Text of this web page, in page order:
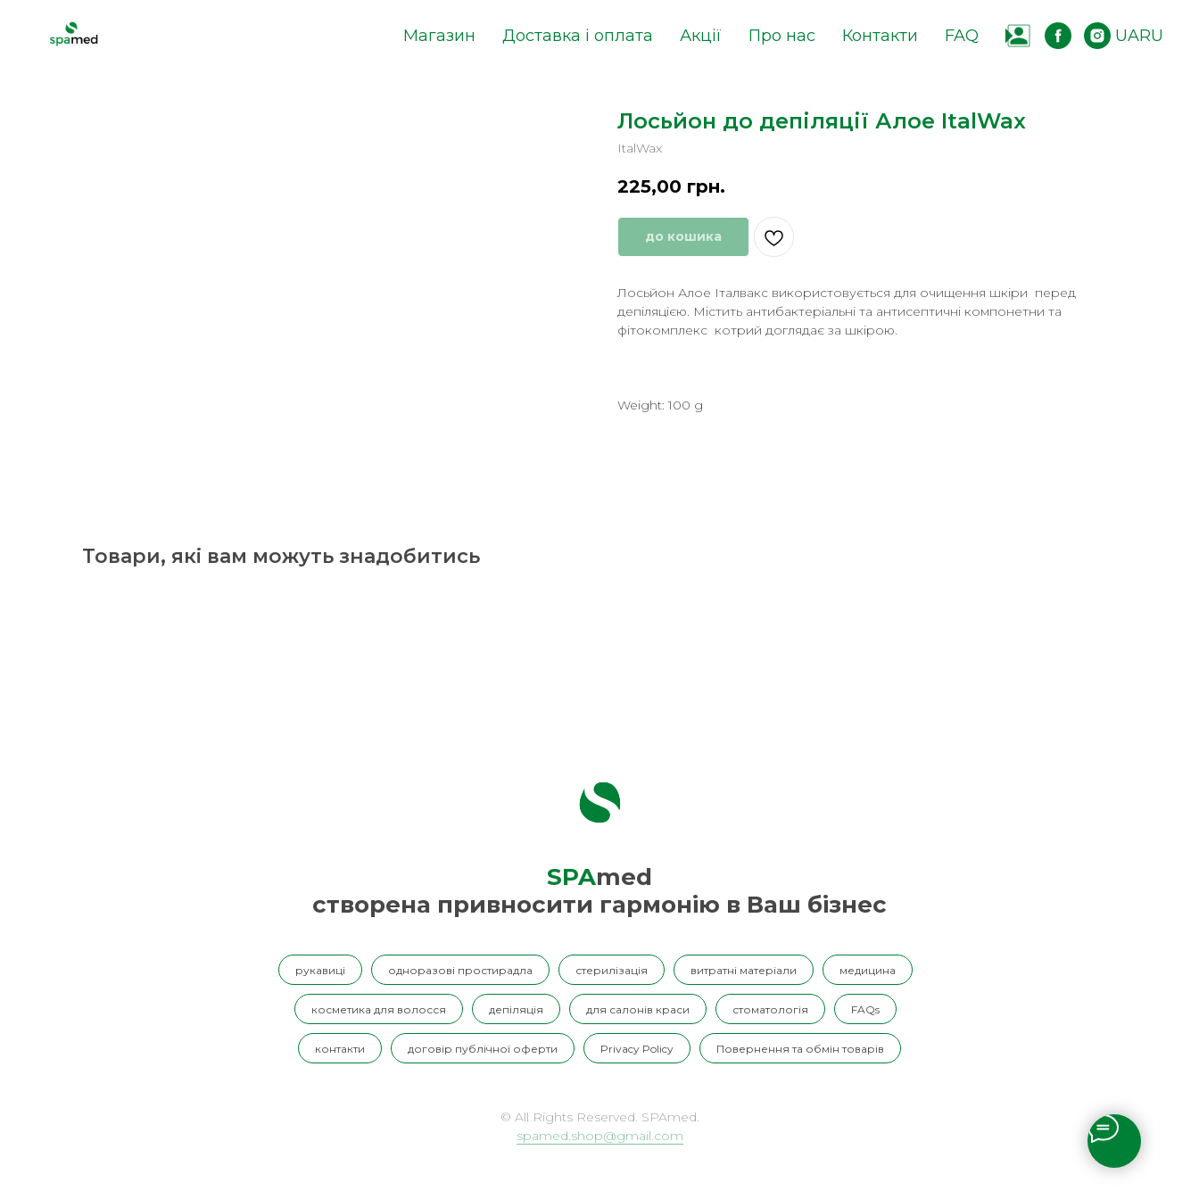
Магазин Доставка і оплата Акції Про нас Контакти FAQ UARU
Лосьйон до депіляції Алое ItalWax
ItalWax
225,00 грн.
до кошика
Лосьйон Алое Італвакс використовується для очищення шкіри перед
депіляцією. Містить антибактеріальні та антисептичні компонетни та
фітокомплекс котрий доглядає за шкірою.
Weight: 100 g
Товари, які вам можуть знадобитись
SPAmed
створена привносити гармонію в Ваш бізнес
рукавиці одноразові простирадла стерилізація витратні матеріали медицина
косметика для волосся депіляція для салонів краси стоматологія FAQs
контакти договір публічної оферти Privacy Policy Повернення та обмін товарів
© All Rights Reserved. SPAmed.
spamed.shop@gmail.com